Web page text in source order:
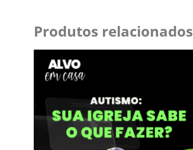
Produtos relacionados